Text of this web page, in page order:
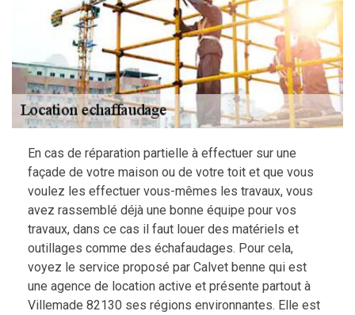
En cas de réparation partielle à effectuer sur une
façade de votre maison ou de votre toit et que vous
voulez les effectuer vous-mêmes les travaux, vous
avez rassemblé déjà une bonne équipe pour vos
travaux, dans ce cas il faut louer des matériels et
outillages comme des échafaudages. Pour cela,
voyez le service proposé par Calvet benne qui est
une agence de location active et présente partout à
Villemade 82130 ses régions environnantes. Elle est